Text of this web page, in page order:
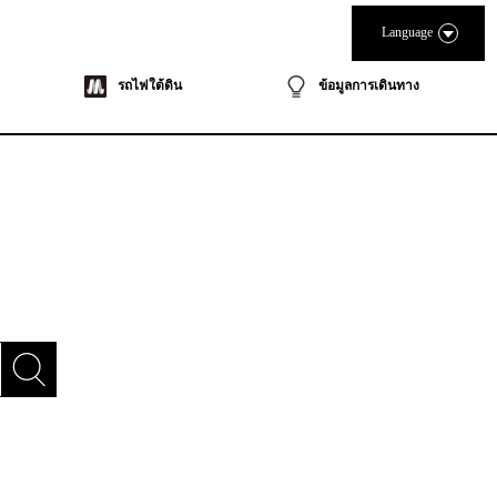
รถไฟใต้ดิน ข้อมูลการเดินทาง
Language